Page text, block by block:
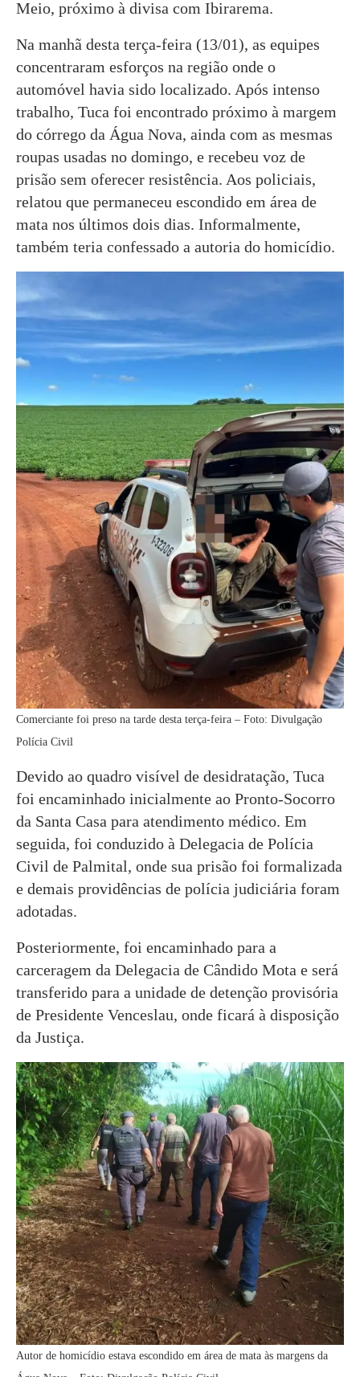
Meio, próximo à divisa com Ibirarema.
Na manhã desta terça-feira (13/01), as equipes
concentraram esforços na região onde o
automóvel havia sido localizado. Após intenso
trabalho, Tuca foi encontrado próximo à margem
do córrego da Água Nova, ainda com as mesmas
roupas usadas no domingo, e recebeu voz de
prisão sem oferecer resistência. Aos policiais,
relatou que permaneceu escondido em área de
mata nos últimos dois dias. Informalmente,
também teria confessado a autoria do homicídio.
Comerciante foi preso na tarde desta terça-feira – Foto: Divulgação
Polícia Civil
Devido ao quadro visível de desidratação, Tuca
foi encaminhado inicialmente ao Pronto-Socorro
da Santa Casa para atendimento médico. Em
seguida, foi conduzido à Delegacia de Polícia
Civil de Palmital, onde sua prisão foi formalizada
e demais providências de polícia judiciária foram
adotadas.
Posteriormente, foi encaminhado para a
carceragem da Delegacia de Cândido Mota e será
transferido para a unidade de detenção provisória
de Presidente Venceslau, onde ficará à disposição
da Justiça.
Autor de homicídio estava escondido em área de mata às margens da